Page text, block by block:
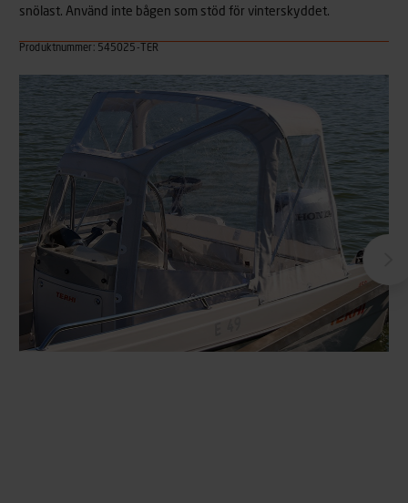
snölast. Använd inte bågen som stöd för vinterskyddet.
Produktnummer: 545025-TER